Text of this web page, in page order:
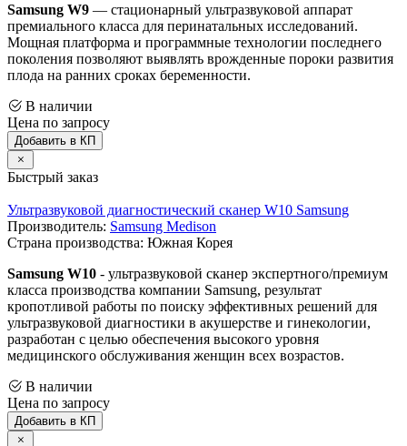
Samsung W9 — стационарный ультразвуковой аппарат
премиального класса для перинатальных исследований.
Мощная платформа и программные технологии последнего
поколения позволяют выявлять врожденные пороки развития
плода на ранних сроках беременности.
В наличии
Цена по запросу
Добавить в КП
Быстрый заказ
Ультразвуковой диагностический сканер W10 Samsung
Производитель: Samsung Medison
Страна производства: Южная Корея
Samsung W10 - ультразвуковой сканер экспертного/премиум
класса производства компании Samsung, результат
кропотливой работы по поиску эффективных решений для
ультразвуковой диагностики в акушерстве и гинекологии,
разработан с целью обеспечения высокого уровня
медицинского обслуживания женщин всех возрастов.
В наличии
Цена по запросу
Добавить в КП